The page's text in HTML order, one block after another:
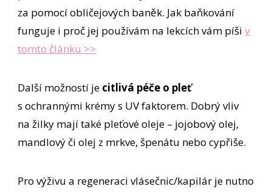
za pomocí obličejových baněk. Jak baňkování
funguje i proč jej používám na lekcích vám píšiv
tomto článku >>
Další možností je citlivá péče o pleť
s ochrannými krémy s UV faktorem. Dobrý vliv
na žilky mají také pleťové oleje – jojobový olej,
mandlový či olej z mrkve, špenátu nebo cypřiše.
Pro výživu a regeneraci vlásečnic/kapilár je nutno